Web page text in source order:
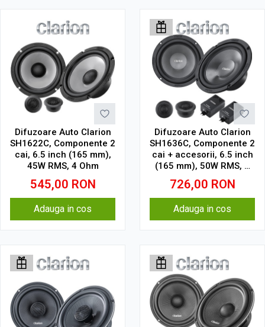
Difuzoare Auto Clarion
SH1622C, Componente 2
cai, 6.5 inch (165 mm),
45W RMS, 4 Ohm
545,00 RON
Adauga in cos
Difuzoare Auto Clarion
SH1636C, Componente 2
cai + accesorii, 6.5 inch
(165 mm), 50W RMS, 4
Ohm
726,00 RON
Adauga in cos